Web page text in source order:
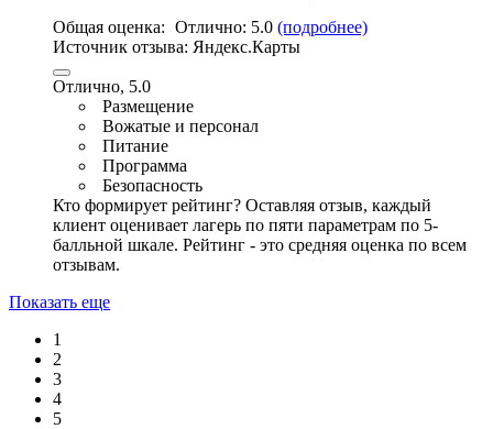
Общая оценка: Отлично: 5.0 (подробнее)
Источник отзыва: Яндекс.Карты
Отлично, 5.0
Размещение
Вожатые и персонал
Питание
Программа
Безопасность
Кто формирует рейтинг? Оставляя отзыв, каждый
клиент оценивает лагерь по пяти параметрам по 5-
балльной шкале. Рейтинг - это средняя оценка по всем
отзывам.
Показать еще
1
2
3
4
5